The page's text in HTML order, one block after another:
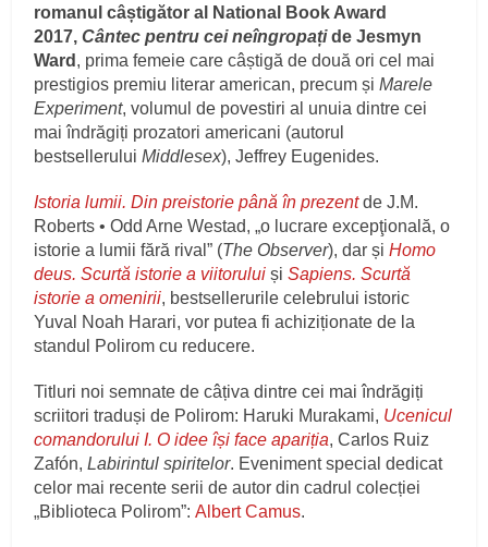
romanul câștigător al National Book Award
2017,Cântec pentru cei neîngropațide Jesmyn
Ward , prima femeie care câștigă de două ori cel mai
prestigios premiu literar american, precum șiMarele
Experiment, volumul de povestiri al unuia dintre cei
mai îndrăgiți prozatori americani (autorul
bestselleruluiMiddlesex), Jeffrey Eugenides.
Istoria lumii. Din preistorie până în prezentde J.M.
Roberts • Odd Arne Westad, „o lucrare excepţională, o
istorie a lumii fără rival” (The Observer), dar șiHomo
deus. Scurtă istorie a viitoruluișiSapiens. Scurtă
istorie a omenirii, bestsellerurile celebrului istoric
Yuval Noah Harari, vor putea fi achiziționate de la
standul Polirom cu reducere.
Titluri noi semnate de câțiva dintre cei mai îndrăgiți
scriitori traduși de Polirom: Haruki Murakami, Ucenicul
comandorului I. O idee își face apariția, Carlos Ruiz
Zafón,Labirintul spiritelor. Eveniment special dedicat
celor mai recente serii de autor din cadrul colecției
„Biblioteca Polirom”:Albert Camus.